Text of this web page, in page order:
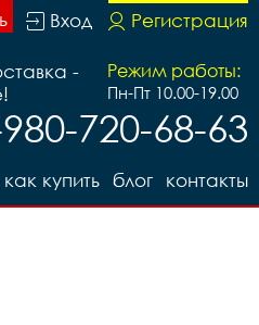
Регистрация
Вход
Режим работы:
Пн-Пт 10.00-19.00
-
720-68-63
контакты
блог
как купить